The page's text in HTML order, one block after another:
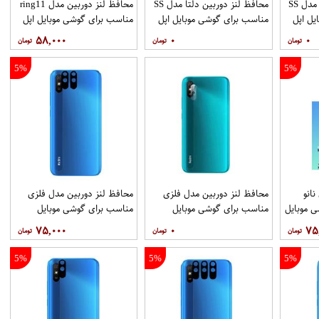
محافظ لنز دوربین دلتا مدل SS
اپل
۰
محافظ لنز دوربین دلتا مدل SS
مناسب برای گوشی موبایل اپل
۰
محافظ لنز دوربین مدل ring11
مناسب برای گوشی موبایل اپل
Iphone 11 Pro 11 Pro max
۵۸,۰۰۰
5%
موبایل
شیائومی Redmi 9i Sport بسته
محافظ لنز دوربین مدل فلزی
مناسب برای گوشی موبایل
40 عددی
۰
5%
محافظ لنز دوربین مدل فلزی
مناسب برای گوشی موبایل
شیائومی Redmi 9i بسته 2
عددی
۷۵,۰۰۰
5%
5%
5%